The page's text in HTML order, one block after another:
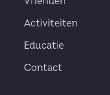
Activiteiten
Educatie
Contact